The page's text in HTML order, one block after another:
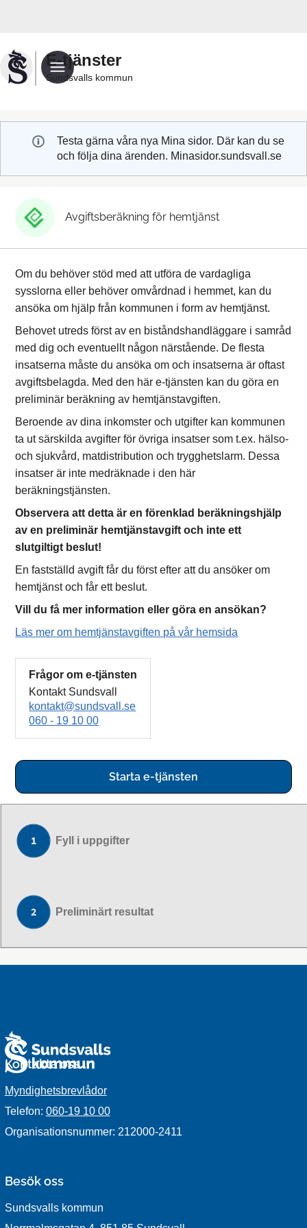
Sundsvalls
kommuns
e-
E-tjänster
Sundsvalls kommun
Testa gärna våra nya Mina sidor. Där kan du se
och följa dina ärenden. Minasidor.sundsvall.se
Avgiftsberäkning för hemtjänst
Om du behöver stöd med att utföra de vardagliga
sysslorna eller behöver omvårdnad i hemmet, kan du
ansöka om hjälp från kommunen i form av hemtjänst.
Behovet utreds först av en biståndshandläggare i samråd
med dig och eventuellt någon närstående. De flesta
insatserna måste du ansöka om och insatserna är oftast
avgiftsbelagda. Med den här e-tjänsten kan du göra en
preliminär beräkning av hemtjänstavgiften.
Beroende av dina inkomster och utgifter kan kommunen
ta ut särskilda avgifter för övriga insatser som t.ex. hälso-
och sjukvård, matdistribution och trygghetslarm. Dessa
insatser är inte medräknade i den här
beräkningstjänsten.
Observera att detta är en förenklad beräkningshjälp
av en preliminär hemtjänstavgift och inte ett
slutgiltigt beslut!
En fastställd avgift får du först efter att du ansöker om
hemtjänst och får ett beslut.
Vill du få mer information eller göra en ansökan?
Läs mer om hemtjänstavgiften på vår hemsida
Frågor om e-tjänsten
Kontakt Sundsvall
kontakt@sundsvall.se
060 - 19 10 00
Starta e-tjänsten
Fyll i uppgifter
Preliminärt resultat
Kontakta oss
Myndighetsbrevlådor
Telefon: 060-19 10 00
Organisationsnummer: 212000-2411
Besök oss
Sundsvalls kommun